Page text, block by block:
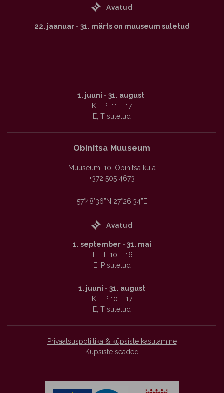
 Avatud
22. jaanuar - 31. märts on muuseum suletud
1. juuni - 31. august
K - P 11 – 17
E, T suletud
Obinitsa Muuseum
Muuseumi 10, Obinitsa küla
+372 505 4673
57°48’36”N 27°26’34”E
 Avatud
1. september - 31. mai
T – L 10 – 16
E, P suletud
1. juuni - 31. august
K – P 10 – 17
E, T suletud
Privaatsuspoliitika & küpsiste kasutamine
Küpsiste seaded